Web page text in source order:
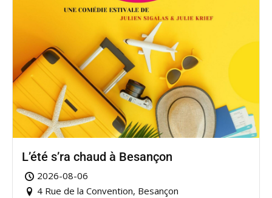
L’été s’ra chaud à Besançon
2026-08-06
4 Rue de la Convention, Besançon